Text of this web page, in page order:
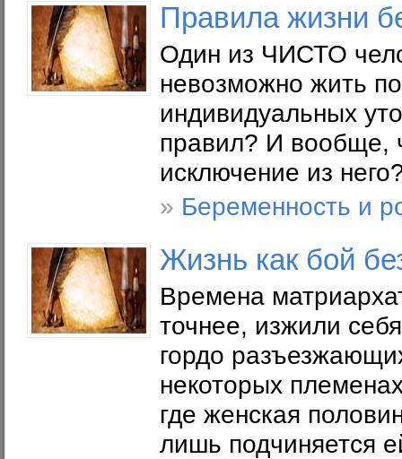
Правила жизни
Один из ЧИСТО
невозможно жить
индивидуальных
правил? И вообще,
исключение из
» Беременность и
Жизнь как бой
Времена
точнее, изжили
гордо
некоторых
где женская
лишь подчиняется